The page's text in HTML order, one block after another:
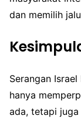
dan memilih
Serangan
hanya
ada, tetapi